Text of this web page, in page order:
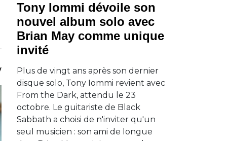
Tony Iommi dévoile son
nouvel album solo avec
Brian May comme unique
invité
Plus de vingt ans après son dernier
disque solo, Tony Iommi revient avec
From the Dark, attendu le 23
octobre. Le guitariste de Black
Sabbath a choisi de n'inviter qu'un
seul musicien : son ami de longue